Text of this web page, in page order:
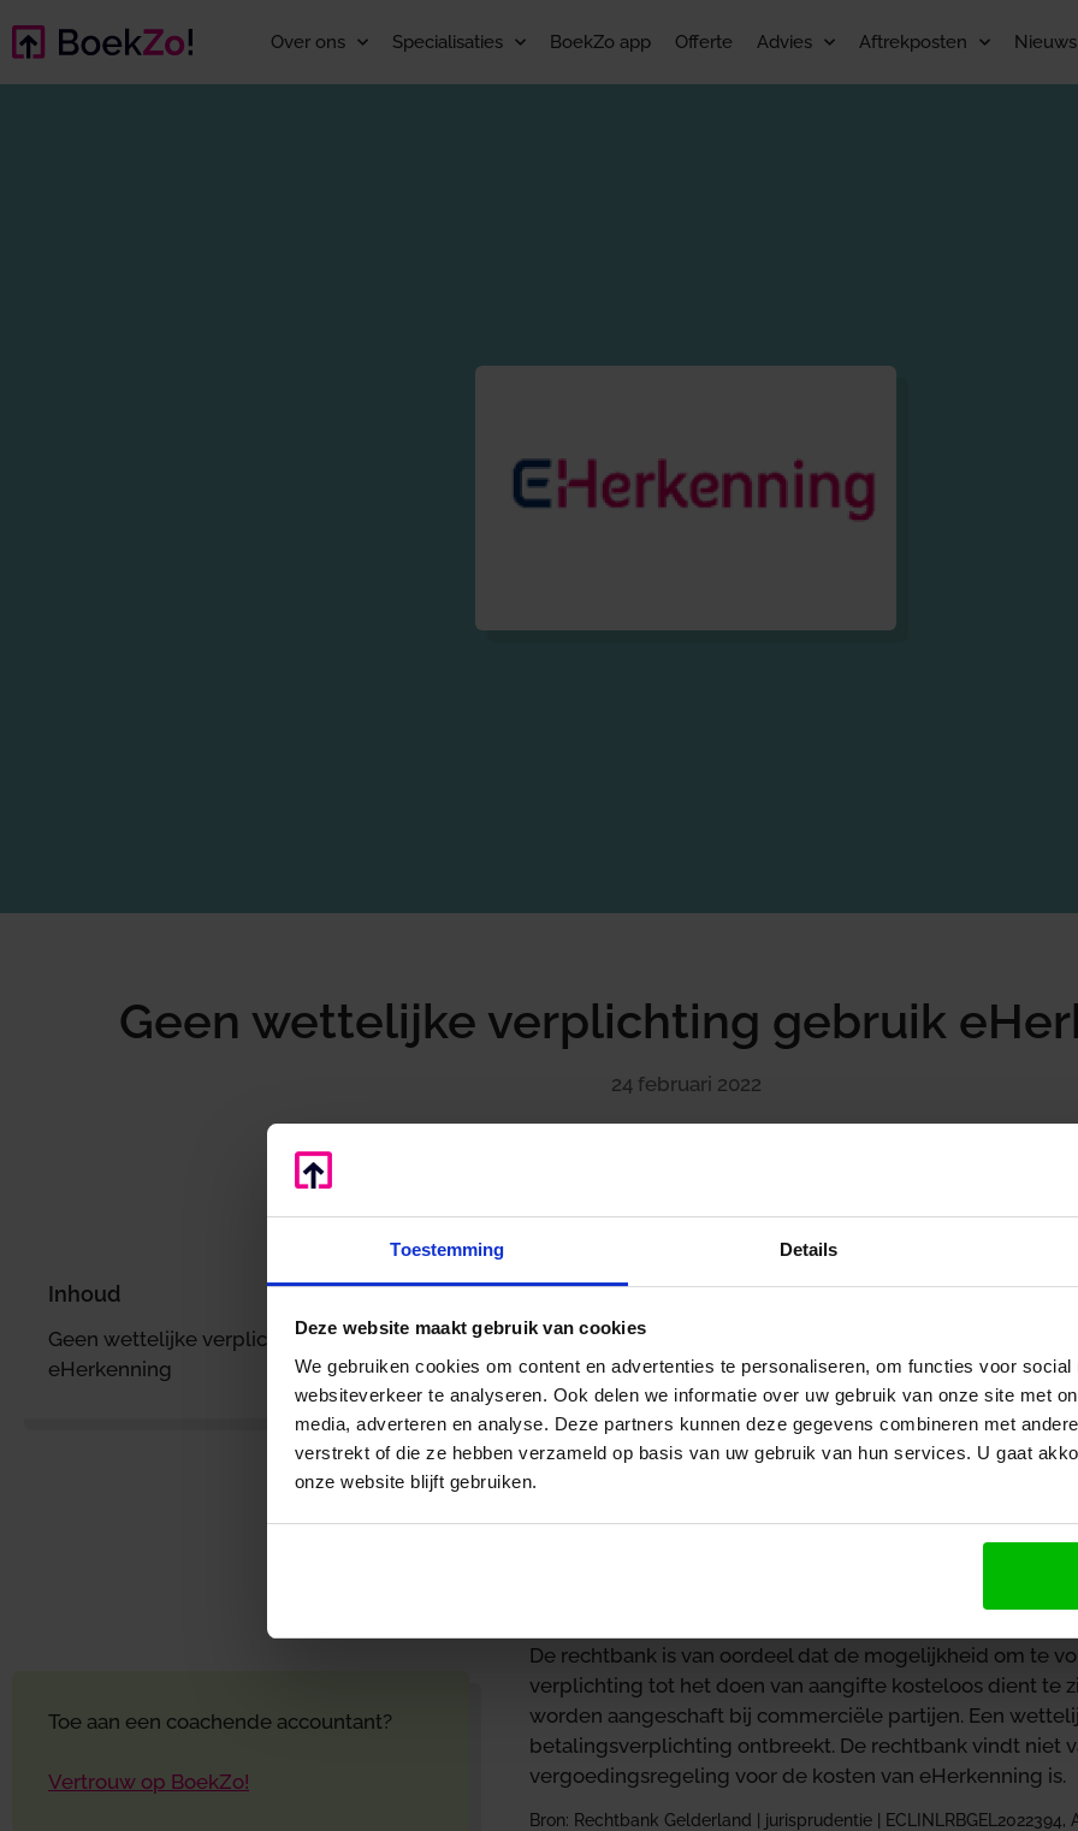
Toestemming Details
Deze website maakt gebruik van cookies
We gebruiken cookies om content en advertenties te personaliseren, om functies voor social
websiteverkeer te analyseren. Ook delen we informatie over uw gebruik van onze site met
media, adverteren en analyse. Deze partners kunnen deze gegevens combineren met
verstrekt of die ze hebben verzameld op basis van uw gebruik van hun services. U gaat
onze website blijft gebruiken.
Over ons Specialisaties BoekZo app Offerte Advies Aftrekposten Nieuws
Geen wettelijke verplichting gebruik
24 februari 2022
Inhoud
Geen wettelijke verplichting gebruik
eHerkenning
Toe aan een coachende accountant?
Vertrouw op BoekZo!
Rechtspersonen, die zonder de hulp van een intermediair
commerciële software aangifte vennootschapsbelasting
hebben daartoe sinds 1 januari 2020 eHerkenning nodig.
De rechtbank Gelderland heeft een naheffingsaanslag
opgelegd aan een bv, die geen eHerkenning had
vast, dat de bv wel de wil had om aangifte loonheffing te
ontbreken van eHerkenning de mogelijkheid niet had om
rechtbank ontbreekt een wettelijke basis voor het
De daarvoor bedoelde Wet digitale overheid was nog
Regeling van de staatssecretaris van Financiën waarin
De rechtbank is van oordeel dat de mogelijkheid om te
verplichting tot het doen van aangifte kosteloos dient te
worden aangeschaft bij commerciële partijen. Een
betalingsverplichting ontbreekt. De rechtbank vindt niet
vergoedingsregeling voor de kosten van eHerkenning is.
Bron: Rechtbank Gelderland | jurisprudentie | ECLINLRBGEL2022394,